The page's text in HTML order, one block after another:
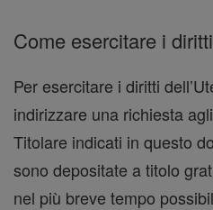
Come esercitare i diritti
Per esercitare i diritti
indirizzare una richiesta
Titolare indicati in questo
sono depositate a titolo
nel più breve tempo